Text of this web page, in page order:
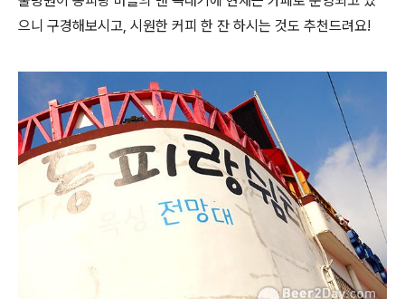
으니 구경해보시고, 시원한 커피 한 잔 하시는 것도 추천드려요!